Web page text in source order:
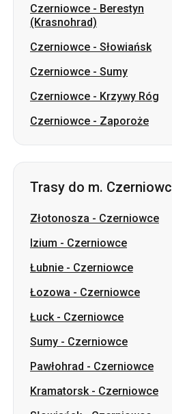
Czerniowce-
Czerniowce-Zaporoże
Trasy do m. Czerniowce
Złotonosza-Czerniowce
Łubnie -Czerniowce
Łozowa-Czerniowce
Łuck-Czerniowce
Sumy-Czerniowce
Pawłohrad-Czerniowce
Kramatorsk-Czerniowce
Słowiańsk-Czerniowce
Dubno-Czerniowce